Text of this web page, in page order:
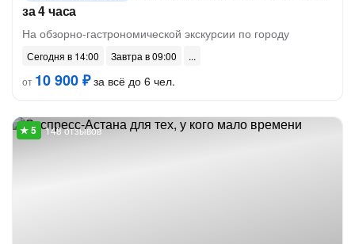
за 4 часа
На обзорно-гастрономической экскурсии по городу
Сегодня в 14:00
Завтра в 09:00
от 10 900 ₽за всё до 6 чел.
148 отзывов